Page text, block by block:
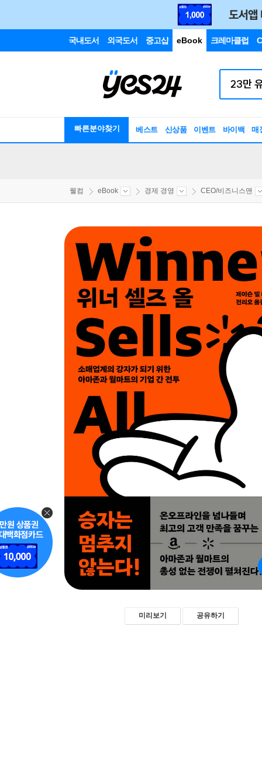
국내도서 외국도서 중고샵 eBook 크레마클럽
빠른분야찾기 베스트 신상품 이벤트 바이백 매
웰컴 eBook 경제 경영 CEO/비즈니스맨
미리보기 공유하기